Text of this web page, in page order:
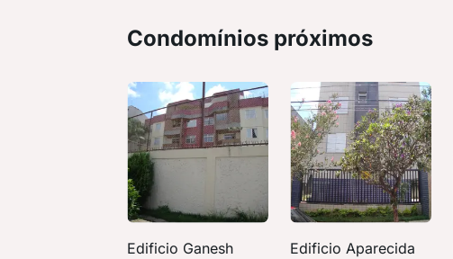
Condomínios próximos
Edificio Ganesh
Edificio Aparecida